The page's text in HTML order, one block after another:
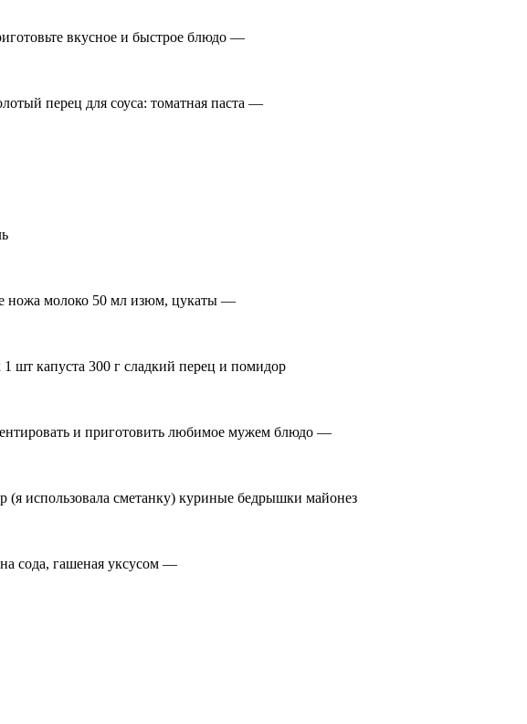
вкусное и быстрое блюдо —
перец для соуса: томатная паста —
ножа молоко 50 мл изюм, цукаты —
шт капуста 300 г сладкий перец и помидор
и приготовить любимое мужем блюдо —
(я использовала сметанку) куриные бедрышки майонез
сода, гашеная уксусом —